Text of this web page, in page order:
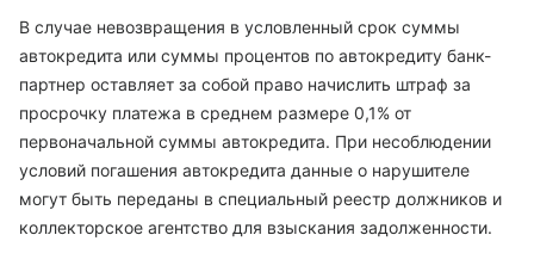
В случае невозвращения в условленный срок суммы
автокредита или суммы процентов по автокредиту банк-
партнер оставляет за собой право начислить штраф за
просрочку платежа в среднем размере 0,1% от
первоначальной суммы автокредита. При несоблюдении
условий погашения автокредита данные о нарушителе
могут быть переданы в специальный реестр должников и
коллекторское агентство для взыскания задолженности.